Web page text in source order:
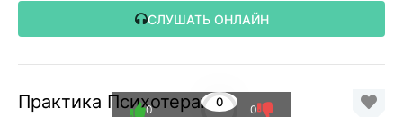
СЛУШАТЬ ОНЛАЙН
Практика Психотерапии
0
0 0